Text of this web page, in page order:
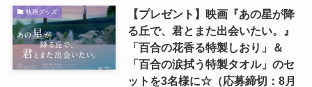
映画グッズ
【プレゼント】映画『あの星が降
る丘で、君とまた出会いたい。』
「百合の花香る特製しおり」＆
「百合の涙拭う特製タオル」のセ
ットを3名様に☆（応募締切：8月